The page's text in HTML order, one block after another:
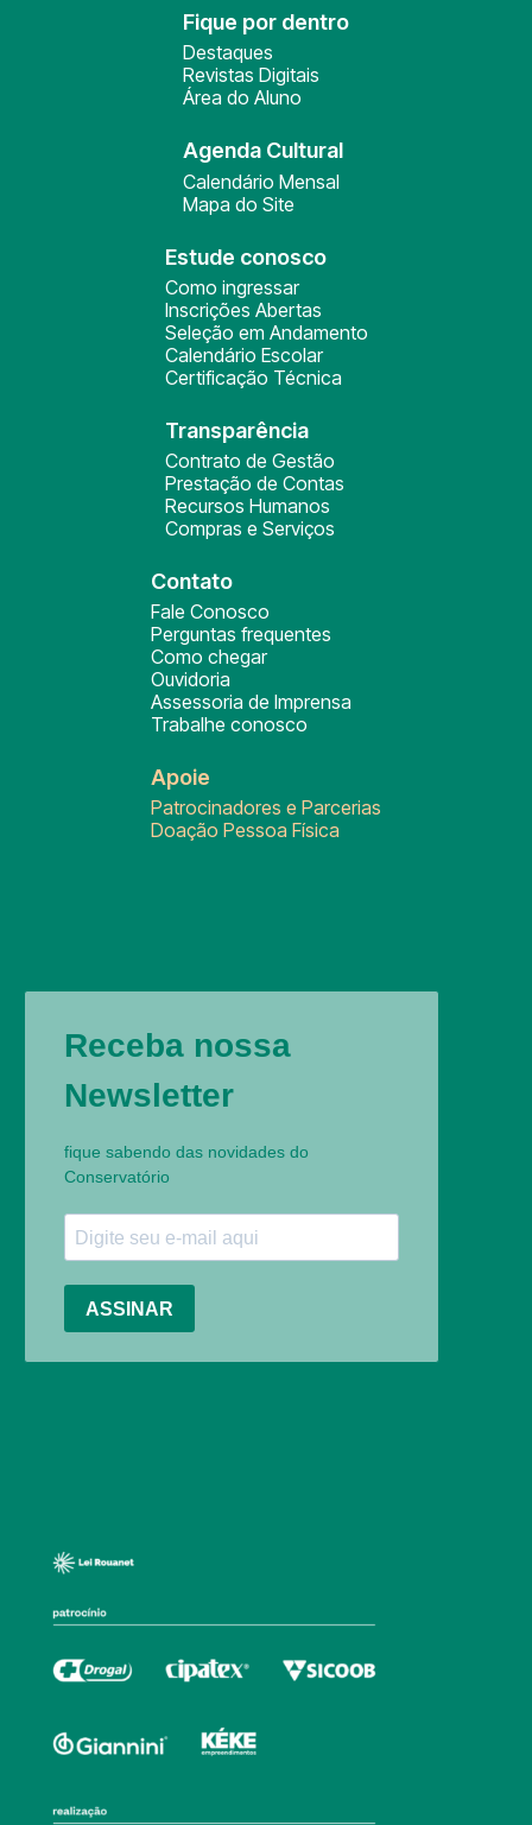
Fique por dentro
Destaques
Revistas Digitais
Área do Aluno
Agenda Cultural
Calendário Mensal
Mapa do Site
Estude conosco
Como ingressar
Inscrições Abertas
Seleção em Andamento
Calendário Escolar
Certificação Técnica
Transparência
Contrato de Gestão
Prestação de Contas
Recursos Humanos
Compras e Serviços
Contato
Fale Conosco
Perguntas frequentes
Como chegar
Ouvidoria
Assessoria de Imprensa
Trabalhe conosco
Apoie
Patrocinadores e Parcerias
Doação Pessoa Física